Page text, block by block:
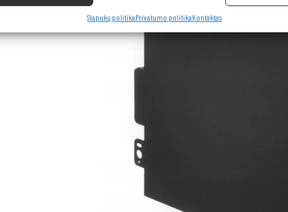
Slapukų politikaPrivatumo politikaKontaktas